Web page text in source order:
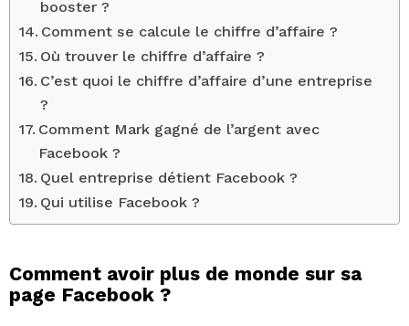
booster ?
Comment se calcule le chiffre d’affaire ?
Où trouver le chiffre d’affaire ?
C’est quoi le chiffre d’affaire d’une entreprise
?
Comment Mark gagné de l’argent avec
Facebook ?
Quel entreprise détient Facebook ?
Qui utilise Facebook ?
Comment avoir plus de monde sur sa
page Facebook ?